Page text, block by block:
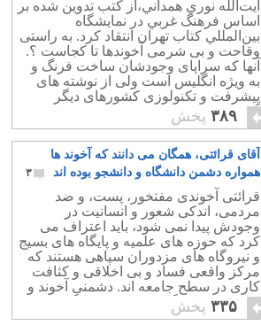
آيت‌الله نوري همداني،‌از کتب تدوين شده بر
اساس فرهنگ غربي در نمايشگاه
بين‌‌المللي کتاب تهران انتقاد کرد. به راستی
وقاحت و بی شرمی آخوندها تا کجاست ؟.
آنها که سراپای وجودشان ساخت فرنگ و
به ویژه انگلیس است ولی از نوشته های
پیشرفت و تکنولوزی کشورهای دیگر
گریزانند.
۳۸۹ پخش
آقای قرائتی، همگان می دانند که آخوند ها
همواره دشمن دانشگاه و دانشجو بوده اند
۳
قرائتی آخوندی مفتخور، پست، و ضد
مردمی، اندکی شعور و انسانیت در
وجودش پیدا نمی شود، باید اعتراف می
کرد که حوزه های علمیه و پایگاه های بسیج
و نیروگاه های مزدوران سپاهی هستند که
مرکز واقعی فساد و بی اخلاقی و کثافت
کاری در سطح جامعه اند. دشمنی آخوند و
بسیجی با دانشگاه و دانشجو هیچگاه پایانی
ندارد.
۳۳۵ پخش